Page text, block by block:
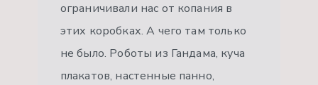
ограничивали нас от копания в
этих коробках. А чего там только
не было. Роботы из Гандама, куча
плакатов, настенные панно,